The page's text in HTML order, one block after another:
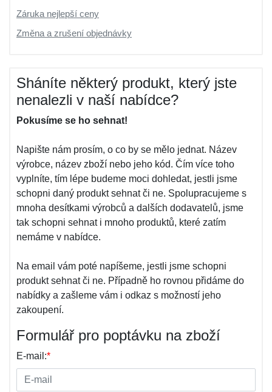
Záruka nejlepší ceny
Změna a zrušení objednávky
Sháníte některý produkt, který jste
nenalezli v naší nabídce?
Pokusíme se ho sehnat!
Napište nám prosím, o co by se mělo jednat. Název
výrobce, název zboží nebo jeho kód. Čím více toho
vyplníte, tím lépe budeme moci dohledat, jestli jsme
schopni daný produkt sehnat či ne. Spolupracujeme s
mnoha desítkami výrobců a dalších dodavatelů, jsme
tak schopni sehnat i mnoho produktů, které zatím
nemáme v nabídce.
Na email vám poté napíšeme, jestli jsme schopni
produkt sehnat či ne. Případně ho rovnou přidáme do
nabídky a zašleme vám i odkaz s možností jeho
zakoupení.
Formulář pro poptávku na zboží
E-mail:*